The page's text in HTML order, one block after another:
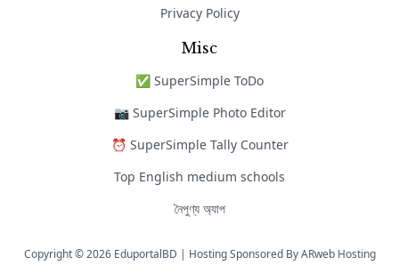
Privacy Policy
Misc
✅ SuperSimple ToDo
📷 SuperSimple Photo Editor
⏰ SuperSimple Tally Counter
Top English medium schools
নৈপুণ্য অ্যাপ
Copyright © 2026 EduportalBD | Hosting Sponsored ByARweb Hosting